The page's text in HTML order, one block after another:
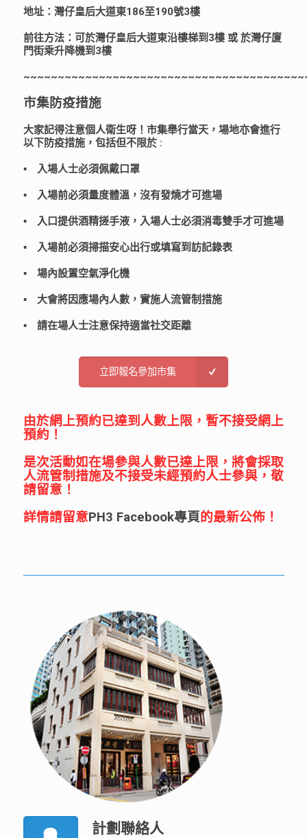
地址：灣仔皇后大道東186至190號3樓
前往方法：可於灣仔皇后大道東沿樓梯到3樓 或 於灣仔廈
門街乘升降機到3樓
市集防疫措施
大家記得注意個人衛生呀！市集舉行當天，場地亦會進行
以下防疫措施，包括但不限於 :
▪️ 入場人士必須佩戴口罩
▪️ 入場前必須量度體溫，沒有發燒才可進場
▪️ 入口提供酒精搓手液，入場人士必須消毒雙手才可進場
▪️ 入場前必須掃描安心出行或填寫到訪記錄表
▪️ 場內設置空氣淨化機
▪️ 大會將因應場內人數，實施人流管制措施
▪️ 請在場人士注意保持適當社交距離
立即報名參加市集
由於網上預約已達到人數上限，暫不接受網上
預約！
是次活動如在場參與人數已達上限，將會採取
人流管制措施及不接受未經預約人士參與，敬
請留意！
詳情請留意PH3 Facebook專頁的最新公佈！
計劃聯絡人